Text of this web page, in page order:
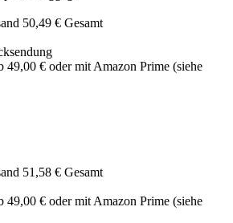
50,49 € Gesamt
49,00 € oder mit Amazon Prime (siehe
51,58 € Gesamt
49,00 € oder mit Amazon Prime (siehe